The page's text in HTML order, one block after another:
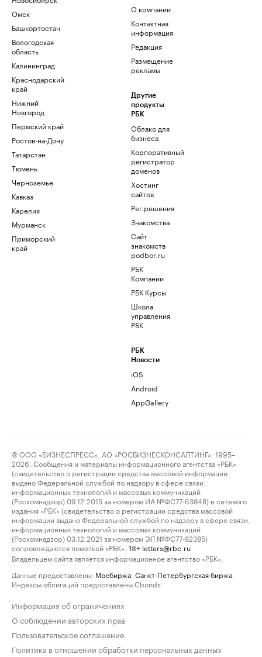
Омск
Башкортостан
Вологодская
область
Калининград
Краснодарский
край
Нижний
Новгород
Пермский край
Ростов-на-Дону
Татарстан
Тюмень
Черноземье
Кавказ
Карелия
Мурманск
Приморский
край
О компании
Контактная
информация
Редакция
Размещение
рекламы
Другие
продукты
РБК
Облако для
бизнеса
Корпоративный
регистратор
доменов
Хостинг
сайтов
Рег.решения
Знакомства
Сайт
знакомств
podbor.ru
РБК
Компании
РБК Курсы
Школа
управления
РБК
РБК
Новости
iOS
Android
AppGallery
© ООО «БИЗНЕСПРЕСС», АО «РОСБИЗНЕСКОНСАЛТИНГ», 1995–
2026. Сообщения и материалы информационного агентства «РБК»
(свидетельство о регистрации средства массовой информации
выдано Федеральной службой по надзору в сфере связи,
информационных технологий и массовых коммуникаций
(Роскомнадзор) 09.12.2015 за номером ИА №ФС77-63848) и сетевого
издания «РБК» (свидетельство о регистрации средства массовой
информации выдано Федеральной службой по надзору в сфере связи,
информационных технологий и массовых коммуникаций
(Роскомнадзор) 03.12.2021 за номером ЭЛ №ФС77-82385)
сопровождаются пометкой «РБК».
18+ letters@rbc.ru
Владельцем сайта является информационное агентство «РБК».
Данные предоставлены: Мосбиржа Санкт-Петербургская биржа
Индексы облигаций предоставлены Cbonds.
Информация об ограничениях
О соблюдении авторских прав
Пользовательское соглашение
Политика в отношении обработки персональных данных